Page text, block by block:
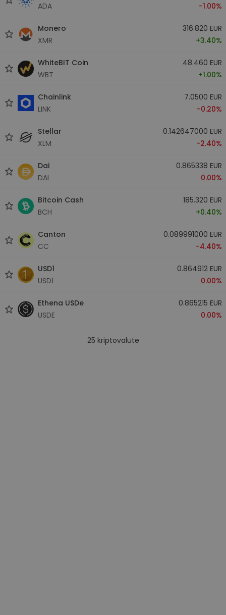
ADA
-1.00%
Monero
XMR
316.820 EUR
+3.40%
WhiteBIT Coin
WBT
48.460 EUR
+1.00%
Chainlink
LINK
7.0500 EUR
-0.20%
Stellar
XLM
0.142647000 EUR
-2.40%
Dai
DAI
0.865338 EUR
0.00%
Bitcoin Cash
BCH
185.320 EUR
+0.40%
Canton
CC
0.089991000 EUR
-4.40%
USD1
USD1
0.864912 EUR
0.00%
Ethena USDe
USDE
0.865215 EUR
0.00%
25 kriptovalute